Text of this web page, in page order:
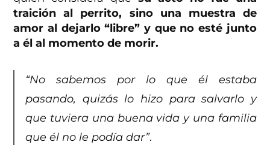
traición al perrito, sino una muestra de
amor al dejarlo “libre” y que no esté junto
a él al momento de morir.
“No sabemos por lo que él estaba
pasando, quizás lo hizo para salvarlo y
que tuviera una buena vida y una familia
que él no le podía dar”.